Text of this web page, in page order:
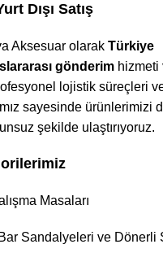
Dışı Satış
Aksesuar olarak Türkiye
gönderim hizmeti
lojistik süreçleri
sayesinde ürünlerimizi
şekilde ulaştırıyoruz.
Masaları
Sandalyeleri ve Dönerli